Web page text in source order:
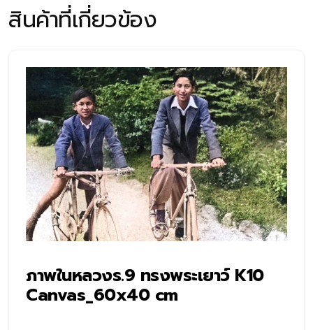
สินค้าที่เกี่ยวข้อง
ภาพในหลวงร.9 ทรงพระเยาว์ K10
Canvas_60x40 cm